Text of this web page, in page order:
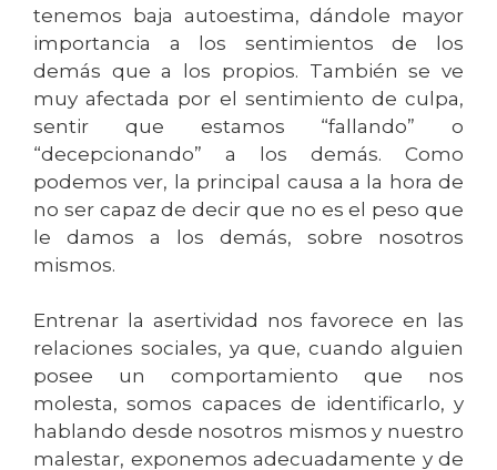
tenemos baja autoestima, dándole mayor
importancia a los sentimientos de los
demás que a los propios. También se ve
muy afectada por el sentimiento de culpa,
sentir que estamos “fallando” o
“decepcionando” a los demás. Como
podemos ver, la principal causa a la hora de
no ser capaz de decir que no es el peso que
le damos a los demás, sobre nosotros
mismos.
Entrenar la asertividad nos favorece en las
relaciones sociales, ya que, cuando alguien
posee un comportamiento que nos
molesta, somos capaces de identificarlo, y
hablando desde nosotros mismos y nuestro
malestar, exponemos adecuadamente y de